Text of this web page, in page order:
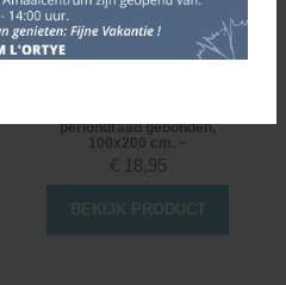
perlondraad gebonden,
100x200 cm. ~
€ 18,95
BEKIJK PRODUCT